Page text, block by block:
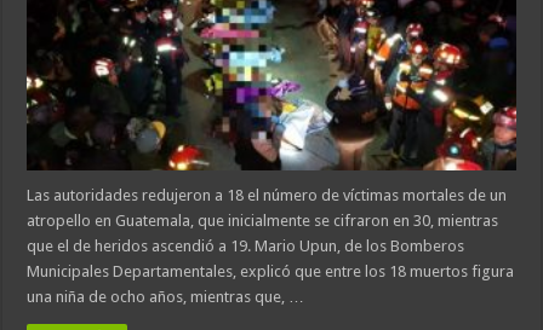
Las autoridades redujeron a 18 el número de víctimas mortales de un
atropello en Guatemala, que inicialmente se cifraron en 30, mientras
que el de heridos ascendió a 19. Mario Upun, de los Bomberos
Municipales Departamentales, explicó que entre los 18 muertos figura
una niña de ocho años, mientras que, …